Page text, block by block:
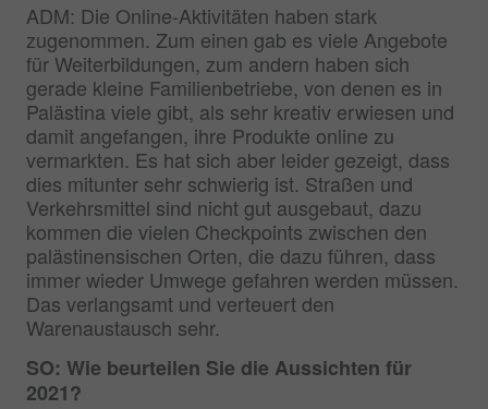
ADM: Die Online-Aktivitäten haben stark
zugenommen. Zum einen gab es viele Angebote
für Weiterbildungen, zum andern haben sich
gerade kleine Familienbetriebe, von denen es in
Palästina viele gibt, als sehr kreativ erwiesen und
damit angefangen, ihre Produkte online zu
vermarkten. Es hat sich aber leider gezeigt, dass
dies mitunter sehr schwierig ist. Straßen und
Verkehrsmittel sind nicht gut ausgebaut, dazu
kommen die vielen Checkpoints zwischen den
palästinensischen Orten, die dazu führen, dass
immer wieder Umwege gefahren werden müssen.
Das verlangsamt und verteuert den
Warenaustausch sehr.
SO: Wie beurteilen Sie die Aussichten für
2021?